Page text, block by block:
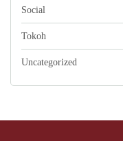
Social
Tokoh
Uncategorized